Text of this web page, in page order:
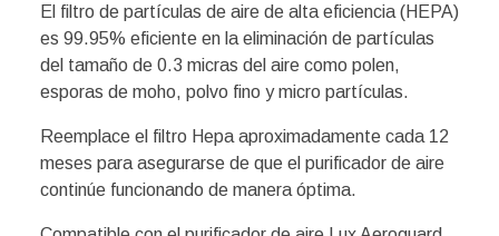
El filtro de partículas de aire de alta eficiencia (HEPA)
es 99.95% eficiente en la eliminación de partículas
del tamaño de 0.3 micras del aire como polen,
esporas de moho, polvo fino y micro partículas.
Reemplace el filtro Hepa aproximadamente cada 12
meses para asegurarse de que el purificador de aire
continúe funcionando de manera óptima.